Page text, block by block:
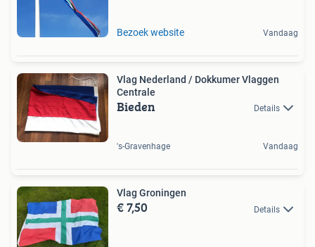
Bezoek website Vandaag
Vlag Nederland / Dokkumer Vlaggen
Centrale
Bieden Details
's-Gravenhage Vandaag
Vlag Groningen
€ 7,50 Details